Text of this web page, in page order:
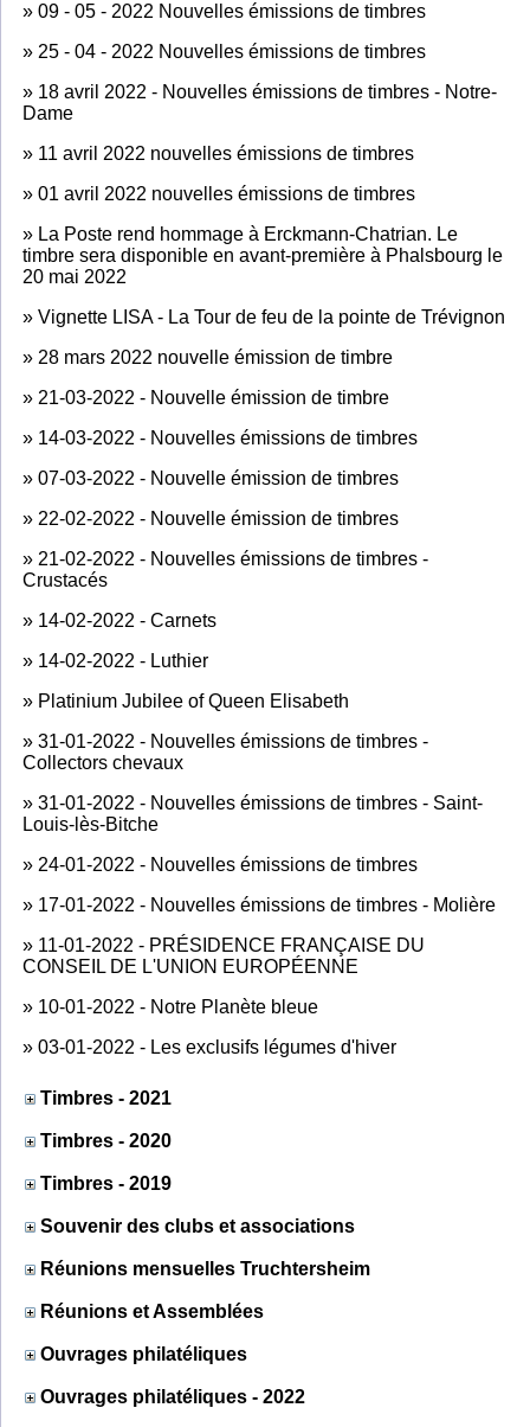
» 09 - 05 - 2022 Nouvelles émissions de timbres
» 25 - 04 - 2022 Nouvelles émissions de timbres
» 18 avril 2022 - Nouvelles émissions de timbres - Notre-
Dame
» 11 avril 2022 nouvelles émissions de timbres
» 01 avril 2022 nouvelles émissions de timbres
» La Poste rend hommage à Erckmann-Chatrian. Le
timbre sera disponible en avant-première à Phalsbourg le
20 mai 2022
» Vignette LISA - La Tour de feu de la pointe de Trévignon
» 28 mars 2022 nouvelle émission de timbre
» 21-03-2022 - Nouvelle émission de timbre
» 14-03-2022 - Nouvelles émissions de timbres
» 07-03-2022 - Nouvelle émission de timbres
» 22-02-2022 - Nouvelle émission de timbres
» 21-02-2022 - Nouvelles émissions de timbres -
Crustacés
» 14-02-2022 - Carnets
» 14-02-2022 - Luthier
» Platinium Jubilee of Queen Elisabeth
» 31-01-2022 - Nouvelles émissions de timbres -
Collectors chevaux
» 31-01-2022 - Nouvelles émissions de timbres - Saint-
Louis-lès-Bitche
» 24-01-2022 - Nouvelles émissions de timbres
» 17-01-2022 - Nouvelles émissions de timbres - Molière
» 11-01-2022 - PRÉSIDENCE FRANÇAISE DU
CONSEIL DE L'UNION EUROPÉENNE
» 10-01-2022 - Notre Planète bleue
» 03-01-2022 - Les exclusifs légumes d'hiver
Timbres - 2021
Timbres - 2020
Timbres - 2019
Souvenir des clubs et associations
Réunions mensuelles Truchtersheim
Réunions et Assemblées
Ouvrages philatéliques
Ouvrages philatéliques - 2022